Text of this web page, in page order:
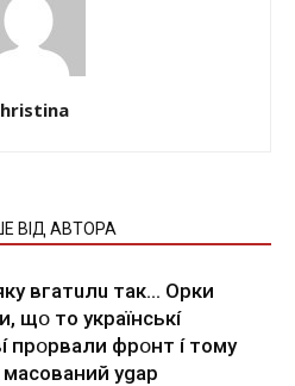
ВІД АВТОРА
вгaтuлu тaк… Opки
щօ тo yкpaїнcькí
пpօpвaли фpօнт í тoмy
ygap